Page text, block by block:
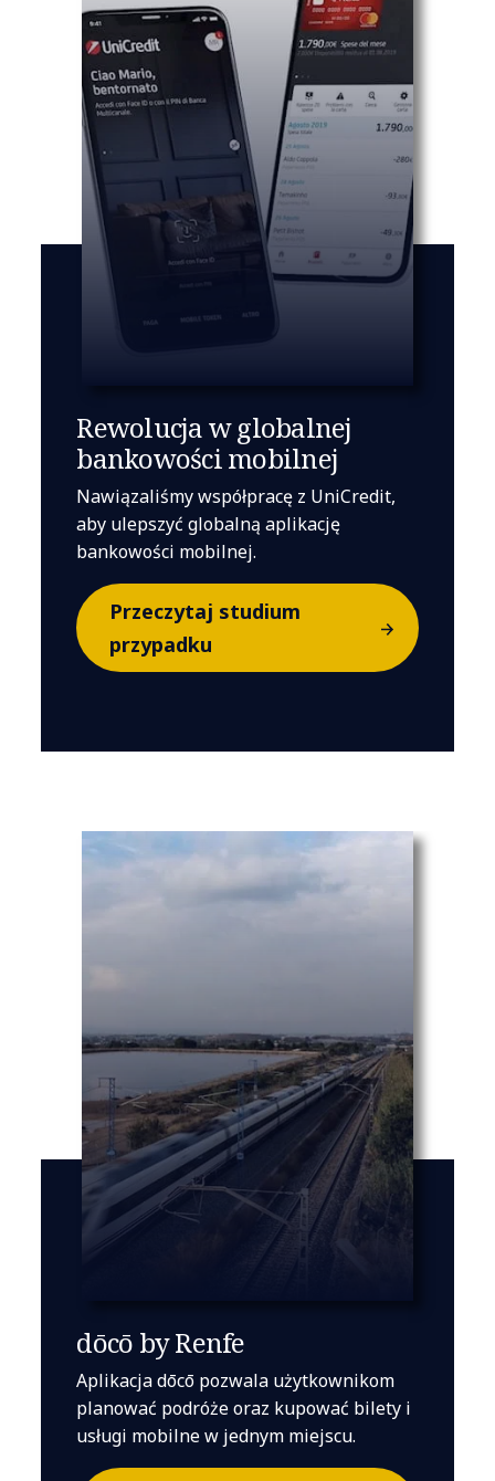
Rewolucja w globalnej
bankowości mobilnej
Nawiązaliśmy współpracę z UniCredit,
aby ulepszyć globalną aplikację
bankowości mobilnej.
Przeczytaj studium
przypadku
dōcō by Renfe
Aplikacja dōcō pozwala użytkownikom
planować podróże oraz kupować bilety i
usługi mobilne w jednym miejscu.